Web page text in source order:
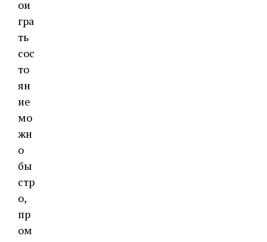
ои
гра
ть
сос
то
ян
ие
мо
жн
о
бы
стр
о,
пр
ом